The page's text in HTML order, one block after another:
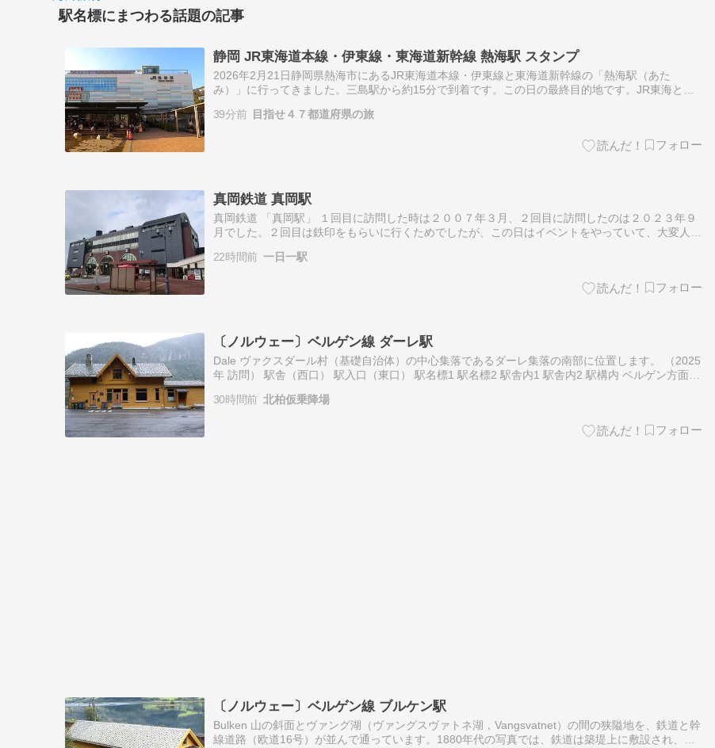
駅名標にまつわる話題の記事
静岡 JR東海道本線・伊東線・東海道新幹線 熱海駅 スタンプ
2026年2月21日静岡県熱海市にあるJR東海道本線・伊東線と東海道新幹線の「熱海駅（あた
み）」に行ってきました。三島駅から約15分で到着です。この日の最終目的地です。JR東海と東
わら)、函南…
39分前 目指せ４７都道府県の旅
真岡鉄道 真岡駅
真岡鉄道 「真岡駅」 １回目に訪問した時は２００７年３月、２回目に訪問したのは２０２３年９
月でした。２回目は鉄印をもらいに行くためでしたが、この日はイベントをやっていて、大変人が
いました。建物…
22時間前 一日一駅
〔ノルウェー〕ベルゲン線 ダーレ駅
Dale ヴァクスダール村（基礎自治体）の中心集落であるダーレ集落の南部に位置します。 （2025
年 訪問） 駅舎（西口） 駅入口（東口） 駅名標1 駅名標2 駅舎内1 駅舎内2 駅構内 ベルゲン方面
30時間前 北柏仮乗降場
〔ノルウェー〕ベルゲン線 ブルケン駅
Bulken 山の斜面とヴァング湖（ヴァングスヴァトネ湖，Vangsvatnet）の間の狭隘地を、鉄道と幹
線道路（欧道16号）が並んで通っています。1880年代の写真では、鉄道は築堤上に敷設され、湖